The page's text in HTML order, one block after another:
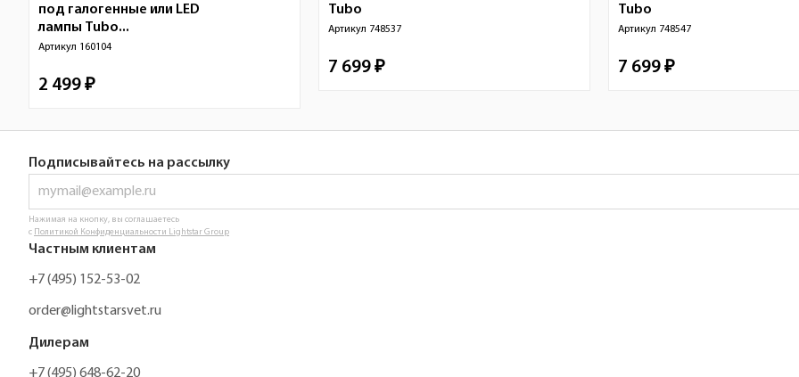
под галогенные или LED
лампы Tubo...
Артикул 160104
2 499 ₽
Tubo
Артикул 748537
7 699 ₽
Tubo
Артикул 748547
7 699 ₽
Подписывайтесь на рассылку
Нажимая на кнопку, вы соглашаетесь
с Политикой Конфиденциальности Lightstar Group
Частным клиентам
+7 (495) 152-53-02
order@lightstarsvet.ru
Дилерам
+7 (495) 648-62-20